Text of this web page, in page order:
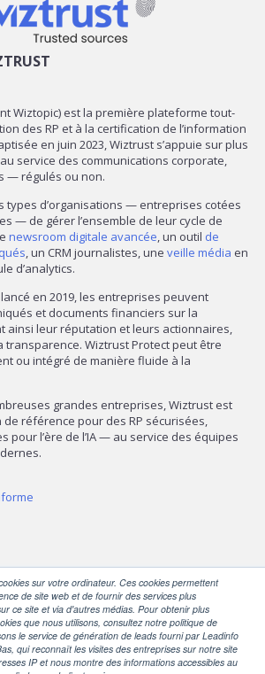
sur votre ordinateur. Ces cookies permettent
de site web et de fournir des services plus
ce site et via d'autres médias. Pour obtenir plus
que nous utilisons, consultez notre politique de
le service de génération de leads fourni par Leadinfo
qui reconnaît les visites des entreprises sur notre site
IP et nous montre des informations accessibles au
Wiztopic) est la première plateforme tout-
des RP et à la certification de l’information
en juin 2023, Wiztrust s’appuie sur plus
service des communications corporate,
— régulés ou non.
types d’organisations — entreprises cotées
— de gérer l’ensemble de leur cycle de
newsroom digitale avancée, un outil de
, un CRM journalistes, une veille média en
d’analytics.
lancé en 2019, les entreprises peuvent
et documents financiers sur la
ainsi leur réputation et leurs actionnaires,
transparence. Wiztrust Protect peut être
ou intégré de manière fluide à la
grandes entreprises, Wiztrust est
de référence pour des RP sécurisées,
pour l’ère de l’IA — au service des équipes
SUIVEZ-NOUS